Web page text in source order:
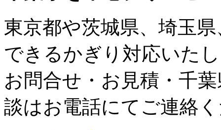
東京都や茨城県、 埼玉県
できるかぎり対応いた
お問合せ・お見積・千
談はお電話にてご連絡